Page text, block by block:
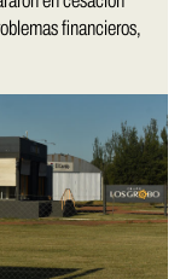
financieros,